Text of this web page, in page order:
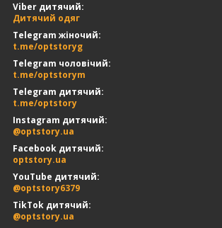
Viber дитячий:
Дитячий одяг
Telegram жіночий:
t.me/optstoryg
Telegram чоловічий:
t.me/optstorym
Telegram дитячий:
t.me/optstory
Instagram дитячий:
@optstory.ua
Facebook дитячий:
optstory.ua
YouTube дитячий:
@optstory6379
TikTok дитячий:
@optstory.ua